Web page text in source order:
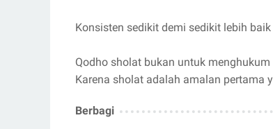
Konsisten sedikit demi sedikit lebih
Qodho sholat bukan untuk
Karena sholat adalah amalan pertama
Berbagi